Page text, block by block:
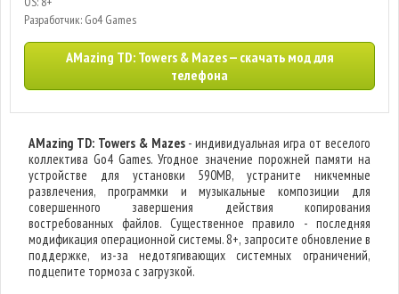
Разработчик: Go4 Games
AMazing TD: Towers & Mazes — скачать мод для
телефона
AMazing TD: Towers & Mazes- индивидуальная игра от веселого
коллектива Go4 Games. Угодное значение порожней памяти на
устройстве для установки 590MB, устраните никчемные
развлечения, программки и музыкальные композиции для
совершенного завершения действия копирования
востребованных файлов. Существенное правило - последняя
модификация операционной системы. 8+, запросите обновление в
поддержке, из-за недотягивающих системных ограничений,
подцепите тормоза с загрузкой.